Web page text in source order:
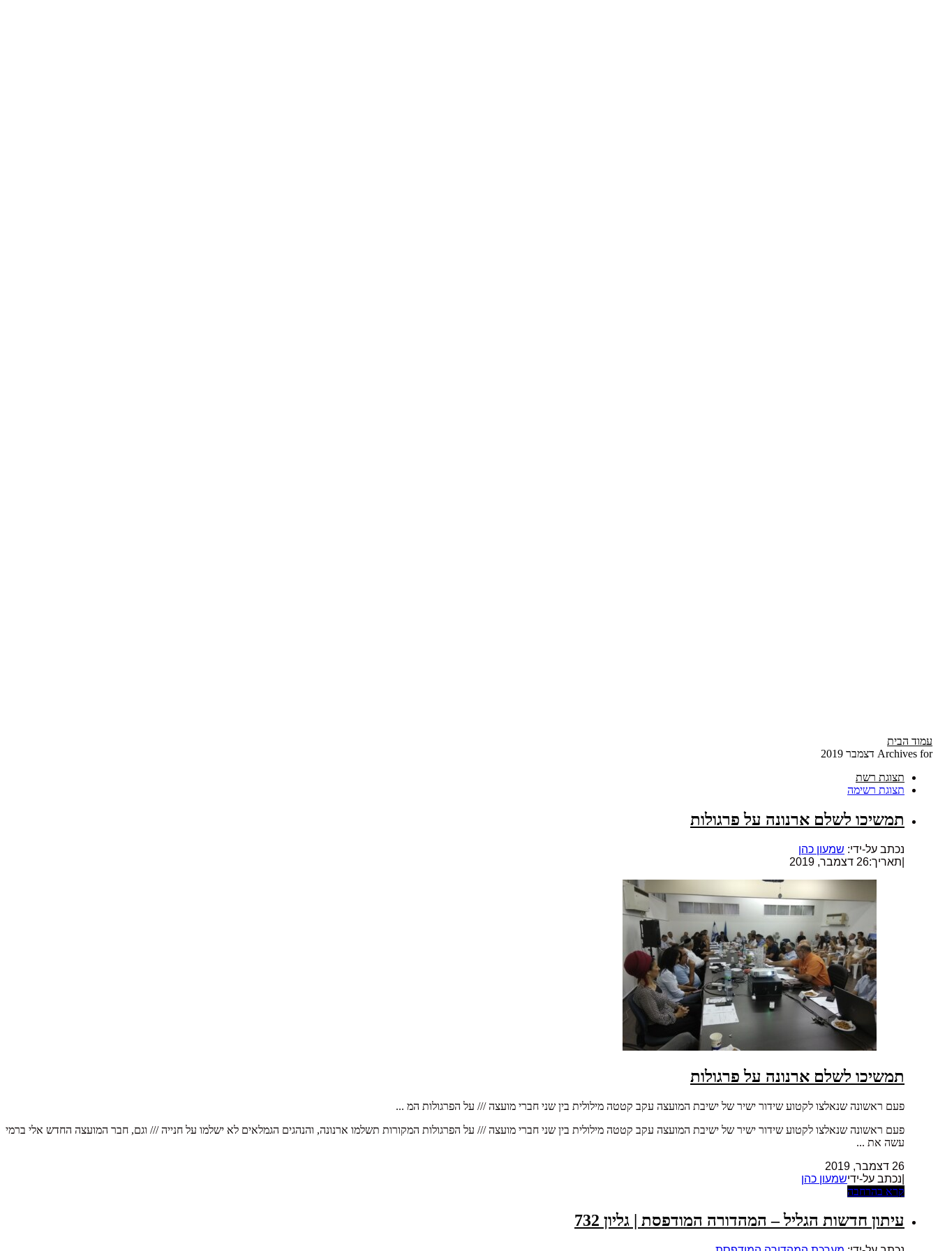
עמוד הבית
Archives for דצמבר 2019
תצוגת רשת
תצוגת רשימה
תמשיכו לשלם ארנונה על פרגולות
נכתב על-ידי: שמעון כהן
תאריך:26 דצמבר, 2019
תמשיכו לשלם ארנונה על פרגולות
פעם ראשונה שנאלצו לקטוע שידור ישיר של ישיבת המועצה עקב קטטה מילולית בין שני חברי מועצה /// על הפרגולות המ ...
פעם ראשונה שנאלצו לקטוע שידור ישיר של ישיבת המועצה עקב קטטה מילולית בין שני חברי מועצה /// על הפרגולות המקורות תשלמו ארנונה, והנהגים הגמלאים לא ישלמו על חנייה /// וגם, חבר המועצה החדש אלי ברמי
עשה את ...
26 דצמבר, 2019
|נכתב על-ידישמעון כהן
קרא בהרחבה
עיתון חדשות הגליל – המהדורה המודפסת | גליון 732